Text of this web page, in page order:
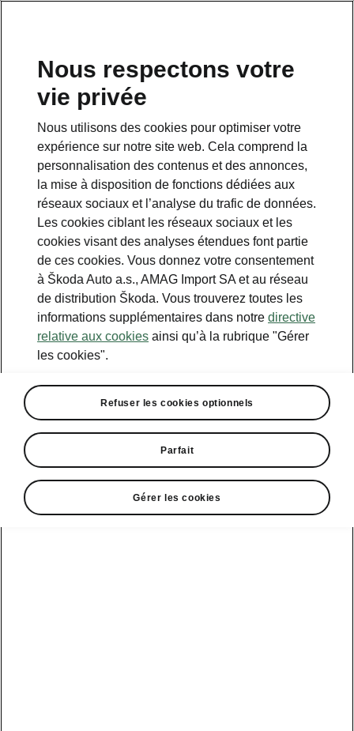
Nous respectons votre
vie privée
Nous utilisons des cookies pour optimiser votre
expérience sur notre site web. Cela comprend la
personnalisation des contenus et des annonces,
la mise à disposition de fonctions dédiées aux
réseaux sociaux et l’analyse du trafic de données.
Les cookies ciblant les réseaux sociaux et les
cookies visant des analyses étendues font partie
de ces cookies. Vous donnez votre consentement
à Škoda Auto a.s., AMAG Import SA et au réseau
de distribution Škoda. Vous trouverez toutes les
informations supplémentaires dans notre directive
relative aux cookies ainsi qu’à la rubrique "Gérer
les cookies".
Refuser les cookies optionnels
Parfait
Gérer les cookies